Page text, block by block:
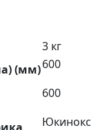
3 кг
(мм)600
600
Юкинокс